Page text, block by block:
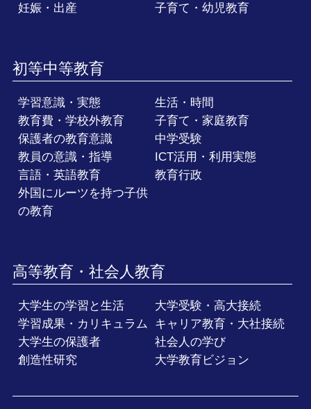
妊娠・出産
子育て・幼児教育
初等中等教育
学習意識・実態
生活・時間
教育費・学校外教育
子育て・家庭教育
保護者の教育意識
中学受験
教員の意識・指導
ICT活用・利用実態
言語・英語教育
教育行政
外国にルーツを持つ子供
の教育
高等教育・社会人教育
大学生の学習と生活
大学受験・高大接続
学習成果・カリキュラム
キャリア教育・大社接続
大学生の保護者
社会人の学び
創造性研究
大学教育ビジョン